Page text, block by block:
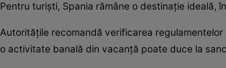
Pentru turiști, Spania rămâne o destinație ideală,
Autoritățile recomandă verificarea
o activitate banală din vacanță poate duce la